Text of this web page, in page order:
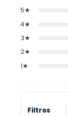
5★
4★
3★
2★
1★
Filtros